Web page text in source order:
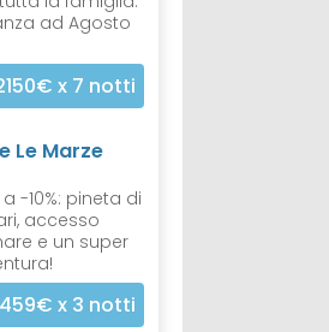
ad Agosto
x 7 notti
Le Marze
-10%: pineta di
accesso
e un super
x 3 notti